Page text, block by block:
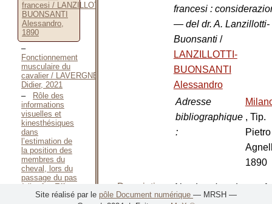
francesi / LANZILLOTTI-
BUONSANTI
Alessandro,
1890
Fonctionnement
musculaire du
cavalier / LAVERGNE
Didier, 2021
Rôle des
informations
visuelles et
kinesthésiques
dans
l’estimation de
la position des
membres du
cheval, lors du
passage du pas
à l’arrêt : Effet
de l’expertise du
francesi :
— del dr. A. Lanzillotti-
Buonsanti /
LANZILLOTTI-
BUONSANTI
Alessandro
Adresse
bibliographique
:
, Tip.
Pietro
1890
Description
matérielle
Nombre de volumes
1
Site réalisé par le pôle Document numérique — MRSH —